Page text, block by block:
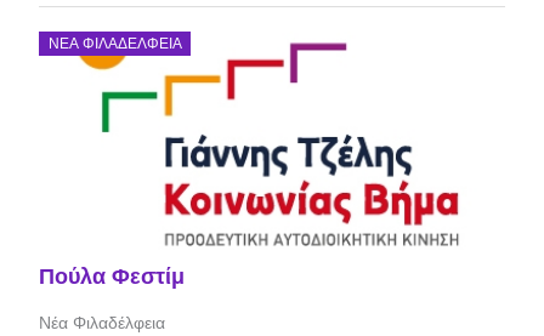
ΝΈΑ ΦΙΛΑΔΈΛΦΕΙΑ
Πούλα Φεστίμ
Νέα Φιλαδέλφεια